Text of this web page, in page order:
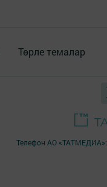
Төрле темалар
Телефон АО «ТАТМЕДИА»: